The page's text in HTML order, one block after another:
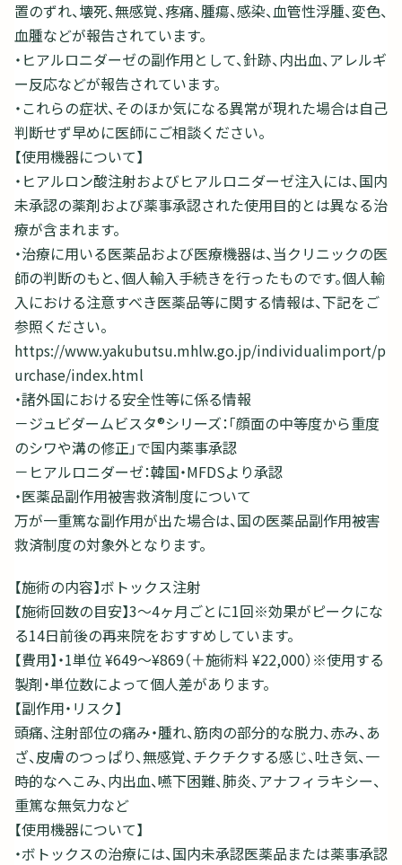
置のずれ、壊死、無感覚、疼痛、腫瘍、感染、血管性浮腫、変色、
血腫などが報告されています。
・ヒアルロニダーゼの副作用として、針跡、内出血、アレルギ
ー反応などが報告されています。
・これらの症状、そのほか気になる異常が現れた場合は自己
判断せず早めに医師にご相談ください。
【使用機器について】
・ヒアルロン酸注射およびヒアルロニダーゼ注入には、国内
未承認の薬剤および薬事承認された使用目的とは異なる治
療が含まれます。
・治療に用いる医薬品および医療機器は、当クリニックの医
師の判断のもと、個人輸入手続きを行ったものです。個人輸
入における注意すべき医薬品等に関する情報は、下記をご
参照ください。
https://www.yakubutsu.mhlw.go.jp/individualimport/p
urchase/index.html
・諸外国における安全性等に係る情報
－ジュビダームビスタ®シリーズ：「顔面の中等度から重度
のシワや溝の修正」で国内薬事承認
－ヒアルロニダーゼ：韓国・MFDSより承認
・医薬品副作用被害救済制度について
万が一重篤な副作用が出た場合は、国の医薬品副作用被害
救済制度の対象外となります。
【施術の内容】ボトックス注射
【施術回数の目安】3～4ヶ月ごとに1回※効果がピークにな
る14日前後の再来院をおすすめしています。
【費用】・1単位 ¥649～¥869（＋施術料 ¥22,000）※使用する
製剤・単位数によって個人差があります。
【副作用・リスク】
頭痛、注射部位の痛み・腫れ、筋肉の部分的な脱力、赤み、あ
ざ、皮膚のつっぱり、無感覚、チクチクする感じ、吐き気、一
時的なへこみ、内出血、嚥下困難、肺炎、アナフィラキシー、
重篤な無気力など
【使用機器について】
・ボトックスの治療には、国内未承認医薬品または薬事承認